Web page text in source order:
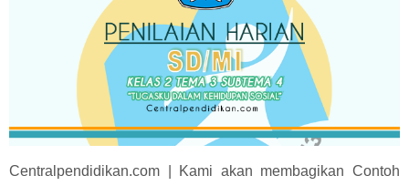
Centralpendidikan.com | Kami akan membagikan Contoh